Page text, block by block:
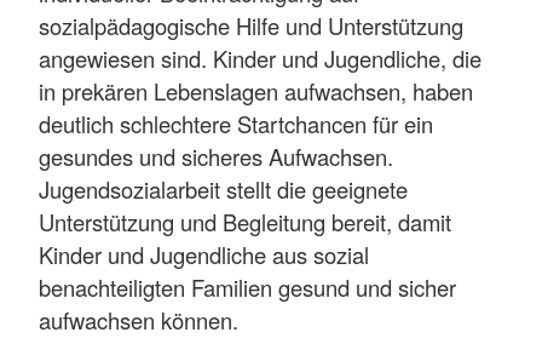
sozialpädagogische Hilfe und Unterstützung
angewiesen sind. Kinder und Jugendliche, die
in prekären Lebenslagen aufwachsen, haben
deutlich schlechtere Startchancen für ein
gesundes und sicheres Aufwachsen.
Jugendsozialarbeit stellt die geeignete
Unterstützung und Begleitung bereit, damit
Kinder und Jugendliche aus sozial
benachteiligten Familien gesund und sicher
aufwachsen können.